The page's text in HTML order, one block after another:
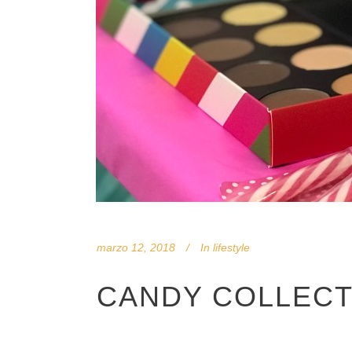
marzo 12, 2018 In lifestyle
CANDY